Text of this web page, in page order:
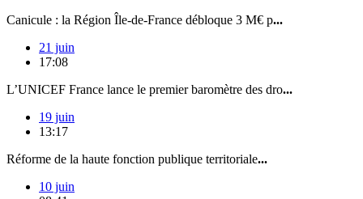
Canicule : la Région Île-de-France débloque 3 M€ p...
21 juin
17:08
L’UNICEF France lance le premier baromètre des dro...
19 juin
13:17
Réforme de la haute fonction publique territoriale...
10 juin